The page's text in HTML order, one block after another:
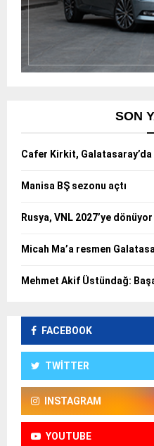
SON
Cafer Kirkit, Galatasaray’da
Manisa BŞ sezonu açtı
Rusya, VNL 2027’ye dönüyor
Micah Ma’a resmen
Mehmet Akif Üstündağ:
FACEBOOK
TWITTER
INSTAGRAM
YOUTUBE